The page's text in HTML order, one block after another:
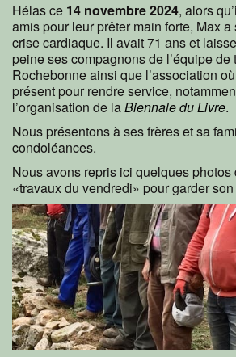
Hélas ce 14 novembre 2024, alors
amis pour leur prêter main forte, Max
crise cardiaque. Il avait 71 ans et
peine ses compagnons de l’équipe de
Rochebonne ainsi que l’association
présent pour rendre service,
l’organisation de laBiennale du Livre.
Nous présentons à ses frères et sa
condoléances.
Nous avons repris ici quelques photos
«travaux du vendredi» pour garder